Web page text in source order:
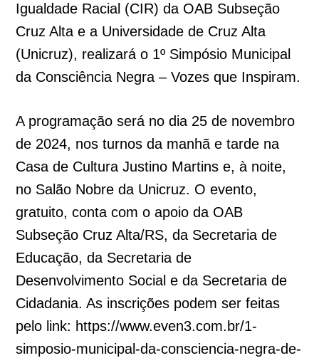
Igualdade Racial (CIR) da OAB Subseção
Cruz Alta e a Universidade de Cruz Alta
(Unicruz), realizará o 1º Simpósio Municipal
da Consciência Negra – Vozes que Inspiram.
A programação será no dia 25 de novembro
de 2024, nos turnos da manhã e tarde na
Casa de Cultura Justino Martins e, à noite,
no Salão Nobre da Unicruz. O evento,
gratuito, conta com o apoio da OAB
Subseção Cruz Alta/RS, da Secretaria de
Educação, da Secretaria de
Desenvolvimento Social e da Secretaria de
Cidadania. As inscrições podem ser feitas
pelo link: https://www.even3.com.br/1-
simposio-municipal-da-consciencia-negra-de-